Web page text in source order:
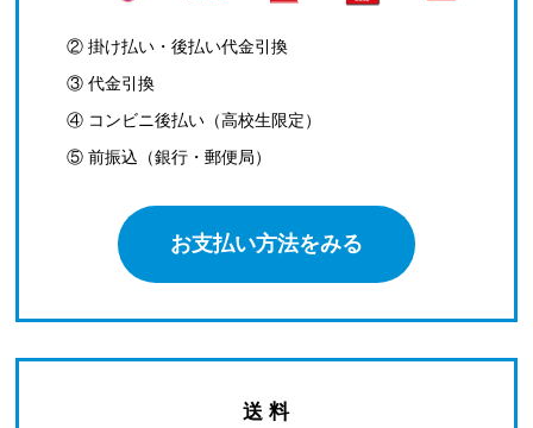
② 掛け払い・後払い代金引換
③ 代金引換
④ コンビニ後払い（高校生限定）
⑤ 前振込（銀行・郵便局）
お支払い方法をみる
送 料